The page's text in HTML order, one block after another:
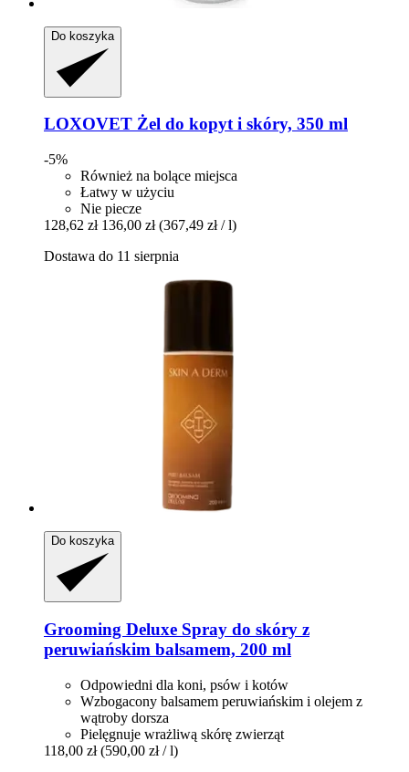
Do koszyka
LOXOVET Żel do kopyt i skóry, 350 ml
-5%
Również na bolące miejsca
Łatwy w użyciu
Nie piecze
128,62 zł 136,00 zł (367,49 zł / l)
Dostawa do 11 sierpnia
Do koszyka
Grooming Deluxe Spray do skóry z
peruwiańskim balsamem, 200 ml
Odpowiedni dla koni, psów i kotów
Wzbogacony balsamem peruwiańskim i olejem z
wątroby dorsza
Pielęgnuje wrażliwą skórę zwierząt
118,00 zł (590,00 zł / l)